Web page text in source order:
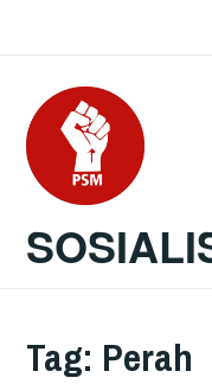
content
Tag: Perah